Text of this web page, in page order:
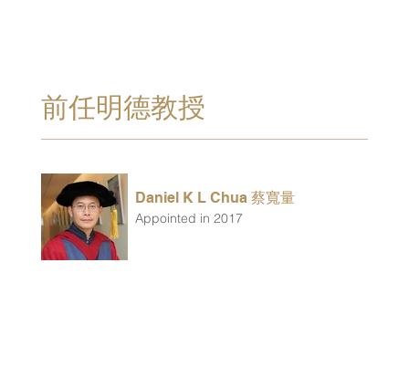
Daniel K L Chua 蔡寬量
Appointed in 2017
前任明德教授